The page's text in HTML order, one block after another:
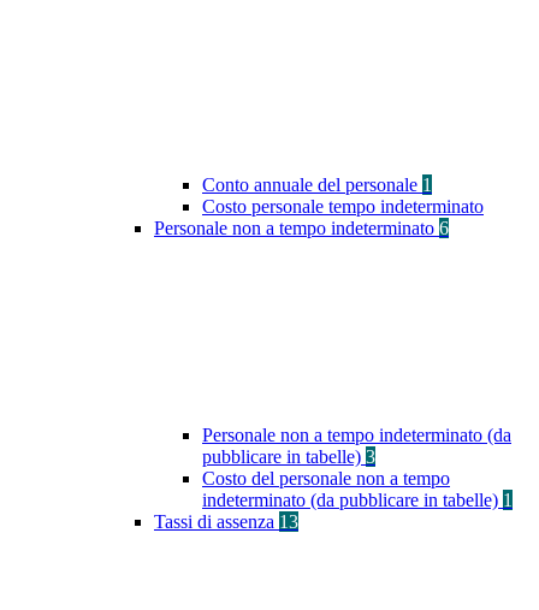
Conto annuale del personale 1
Costo personale tempo indeterminato
Personale non a tempo indeterminato 6
Personale non a tempo indeterminato (da
pubblicare in tabelle) 3
Costo del personale non a tempo
indeterminato (da pubblicare in tabelle) 1
Tassi di assenza 13